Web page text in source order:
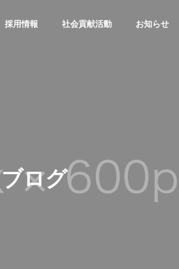
採用情報 社会貢献活動 お知らせ
ブログ